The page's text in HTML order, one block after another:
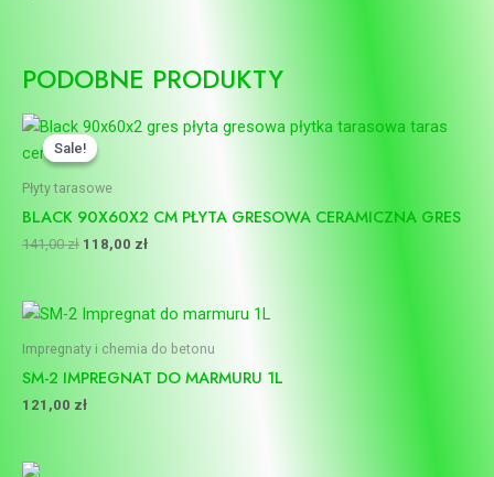
PODOBNE PRODUKTY
Sale!
Sale!
Płyty tarasowe
BLACK 90X60X2 CM PŁYTA GRESOWA CERAMICZNA GRES
141,00zł
Pierwotna
cena
wynosiła:
118,00 zł
Aktualna
cena
Impregnaty i chemia do betonu
SM-2 IMPREGNAT DO MARMURU 1L
121,00 zł